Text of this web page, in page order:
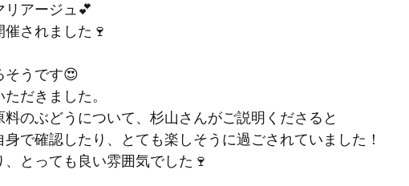
リアージュ💕
されました🍷
そうです😍
だきました。
のぶどうについて、杉山さんがご説明くださると
で確認したり、とても楽しそうに過ごされていました！
とっても良い雰囲気でした🍷